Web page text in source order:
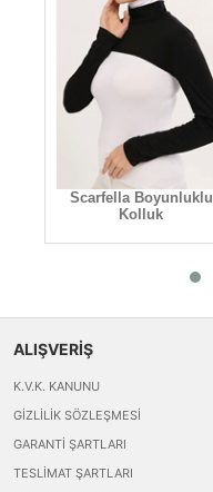
Scarfella Boyunluklu
Kolluk
ALIŞVERİŞ
K.V.K. KANUNU
GIZLILIK SÖZLEŞMESI
GARANTI ŞARTLARI
TESLIMAT ŞARTLARI